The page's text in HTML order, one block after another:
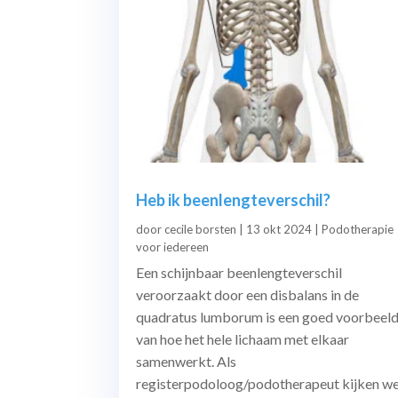
Heb ik beenlengteverschil?
doorcecile borsten 13 okt 2024 |Podotherapie
voor iedereen
Een schijnbaar beenlengteverschil
veroorzaakt door een disbalans in de
quadratus lumborum is een goed
van hoe het hele lichaam met elkaar
samenwerkt. Als
registerpodoloog/podotherapeut kijken